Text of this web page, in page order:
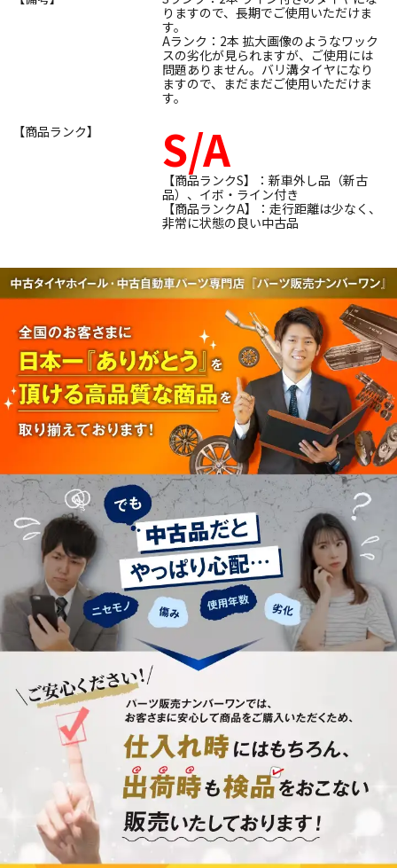
りますので、長期でご使用いただけま
す。
Aランク：2本 拡大画像のようなワック
スの劣化が見られますが、ご使用には
問題ありません。バリ溝タイヤになり
ますので、まだまだご使用いただけま
す。
【商品ランク】
S/A
【商品ランクS】：新車外し品（新古
品）、イボ・ライン付き
【商品ランクA】：走行距離は少なく、
非常に状態の良い中古品